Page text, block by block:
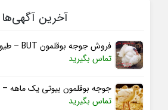
آخرین آگهی‌ها
فروش جوجه بوقلمون BUT – طیور
تماس بگیرید
جوجه بوقلمون بیوتی یک ماهه –
تماس بگیرید